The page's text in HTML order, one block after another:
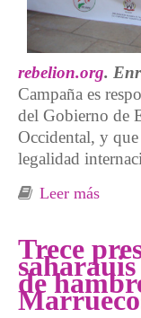
rebelion.org.
Campaña es
del Gobierno de
Occidental, y
legalidad
Leer más
Trece
de